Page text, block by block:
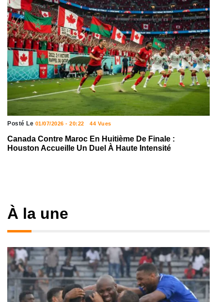
Posté Le 01/07/2026 - 20:22 44 Vues
Canada Contre Maroc En Huitième De Finale :
Houston Accueille Un Duel À Haute Intensité
À la une